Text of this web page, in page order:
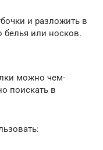
и разложить в
белья или носков.
можно чем-
поискать в